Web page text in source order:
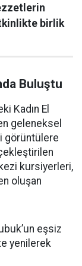
birlik
Buluştu
Kadın El
geleneksel
görüntülere
kursiyerleri,
oluşan
eşsiz
yenilerek